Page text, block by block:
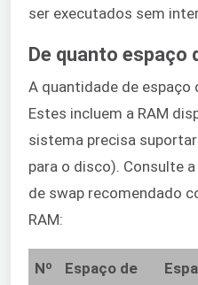
ser executados sem
De quanto espaço
A quantidade de espaço
Estes incluem a RAM
sistema precisa
para o disco). Consulte
de swap recomendado
RAM:
Nº
Espaço de